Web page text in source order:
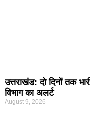
उत्तराखंड: दो दिनों तक
विभाग का अलर्ट
August 9, 2026